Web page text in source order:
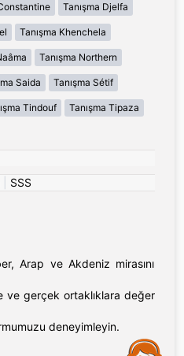
Tanışma Djelfa
Tanışma Khenchela
Tanışma Northern
Saida Tanışma Sétif
Tindouf Tanışma Tipaza
SSS
Arap ve Akdeniz mirasını
ve gerçek ortaklıklara değer
deneyimleyin.